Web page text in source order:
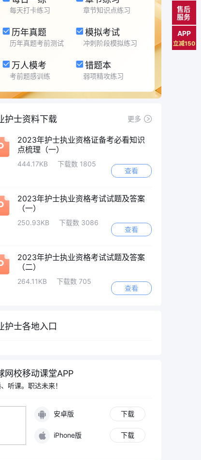
每天打卡练习 章节知识点练习
历年真题
历年真题考前测试
模拟考试
冲刺阶段模拟练习
万人模考
考前题感训练
错题本
弱项精攻练习
护士资料下载 更多
2023年护士执业资格证备考必看知识
点梳理（一）
444.17KB
下载数 1805
查看
2023年护士执业资格考试试题及答案
（一）
250.93KB
下载数 3086
查看
2023年护士执业资格考试试题及答案
（二）
264.11KB
下载数 705
查看
护士各地入口
网校移动课堂APP
听课。职达未来！
安卓版 下载
iPhone版 下载
售后
服务
APP
立减150